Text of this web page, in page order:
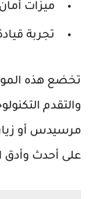
ميزات
تجربة
تخضع هذه
والتقدم
مرسيدس أو
على أحدث وأدق